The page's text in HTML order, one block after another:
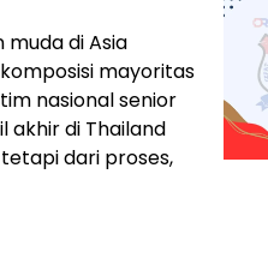
di Asia
mayoritas
nasional senior
akhir di Thailand
dari proses,